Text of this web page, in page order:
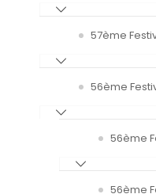
57ème
56ème
56ème
56ème